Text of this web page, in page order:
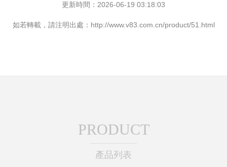
更新時間：2026-06-19 03:18:03
如若轉載，請注明出處：http://www.v83.com.cn/product/51.html
PRODUCT
產品列表